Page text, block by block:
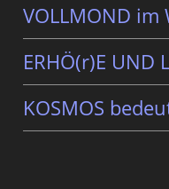
VOLLMOND
ERHÖ(r)E UND
KOSMOS